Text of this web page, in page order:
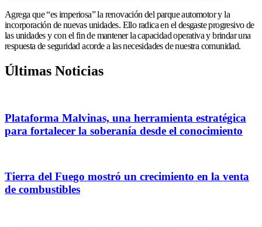
Agrega que “es imperiosa” la renovación del parque automotor y la
incorporación de nuevas unidades. Ello radica en el desgaste progresivo de
las unidades y con el fin de mantener la capacidad operativa y brindar una
respuesta de seguridad acorde a las necesidades de nuestra comunidad.
Últimas Noticias
Plataforma Malvinas, una herramienta estratégica
para fortalecer la soberanía desde el conocimiento
Tierra del Fuego mostró un crecimiento en la venta
de combustibles